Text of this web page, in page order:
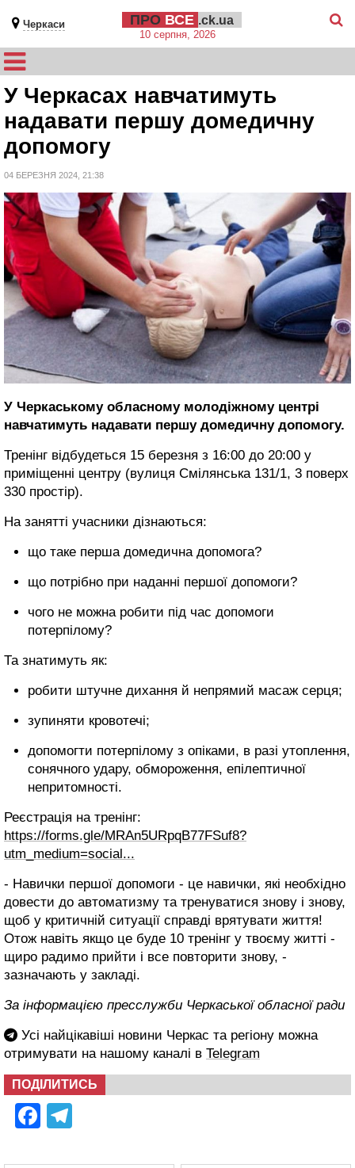
Черкаси ПРО ВСЕ .ck.ua
10 серпня, 2026
У Черкасах навчатимуть
надавати першу домедичну
допомогу
04 БЕРЕЗНЯ 2024, 21:38
У Черкаському обласному молодіжному центрі
навчатимуть надавати першу домедичну допомогу.
Тренінг відбудеться 15 березня з 16:00 до 20:00 у
приміщенні центру (вулиця Смілянська 131/1, 3 поверх
330 простір).
На занятті учасники дізнаються:
що таке перша домедична допомога?
що потрібно при наданні першої допомоги?
чого не можна робити під час допомоги
потерпілому?
Та знатимуть як:
робити штучне дихання й непрямий масаж серця;
зупиняти кровотечі;
допомогти потерпілому з опіками, в разі утоплення,
сонячного удару, обмороження, епілептичної
непритомності.
Реєстрація на тренінг:
https://forms.gle/MRAn5URpqB77FSuf8?
utm_medium=social...
- Навички першої допомоги - це навички, які необхідно
довести до автоматизму та тренуватися знову і знову,
щоб у критичній ситуації справді врятувати життя!
Отож навіть якщо це буде 10 тренінг у твоєму житті -
щиро радимо прийти і все повторити знову, -
зазначають у закладі.
За інформацією пресслужби Черкаської обласної ради
Усі найцікавіші новини Черкас та регіону можна
отримувати на нашому каналі в Telegram
ПОДІЛИТИСЬ
Facebook